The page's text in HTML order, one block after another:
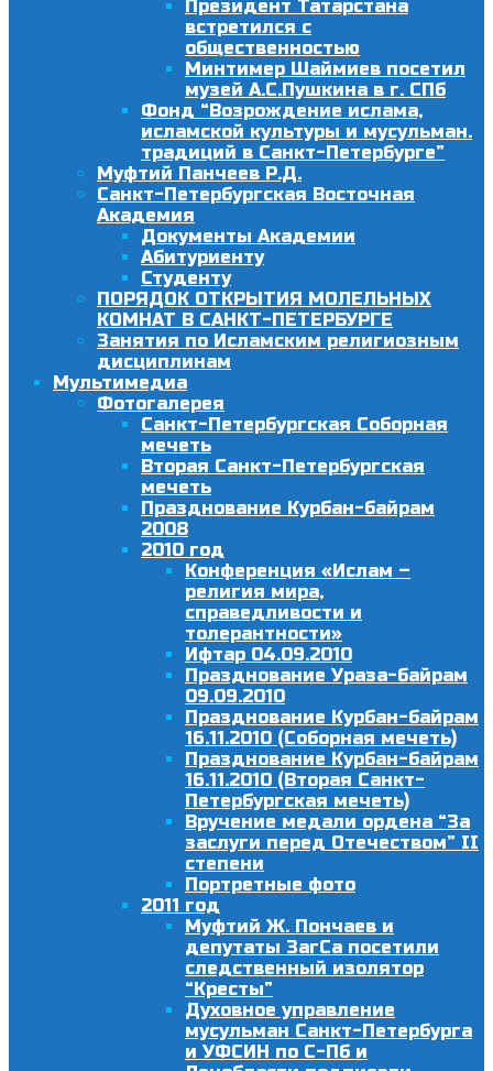
Президент Татарстана
встретился с
общественностью
Минтимер Шаймиев посетил
музей А.С.Пушкина в г. СПб
Фонд “Возрождение ислама,
исламской культуры и мусульман.
традиций в Санкт-Петербурге”
Муфтий Панчеев Р.Д.
Санкт-Петербургская Восточная
Академия
Документы Академии
Абитуриенту
Студенту
ПОРЯДОК ОТКРЫТИЯ МОЛЕЛЬНЫХ
КОМНАТ В САНКТ-ПЕТЕРБУРГЕ
Занятия по Исламским религиозным
дисциплинам
Мультимедиа
Фотогалерея
Санкт-Петербургская Соборная
мечеть
Вторая Санкт-Петербургская
мечеть
Празднование Курбан-байрам
2008
2010 год
Конференция «Ислам –
религия мира,
справедливости и
толерантности»
Ифтар 04.09.2010
Празднование Ураза-байрам
09.09.2010
Празднование Курбан-байрам
16.11.2010 (Соборная мечеть)
Празднование Курбан-байрам
16.11.2010 (Вторая Санкт-
Петербургская мечеть)
Вручение медали ордена “За
заслуги перед Отечеством” II
степени
Портретные фото
2011 год
Муфтий Ж. Пончаев и
депутаты ЗагСа посетили
следственный изолятор
“Кресты”
Духовное управление
мусульман Санкт-Петербурга
и УФСИН по С-Пб и